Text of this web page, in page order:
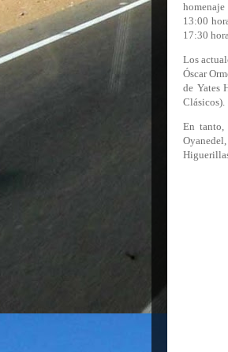
13:00
17:30
Los
Óscar
de Yates
Clásicos).
En tanto,